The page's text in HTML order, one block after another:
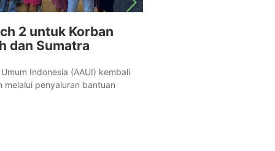
2 untuk Korban
dan Sumatra
Indonesia (AAUI) kembali
melalui penyaluran bantuan